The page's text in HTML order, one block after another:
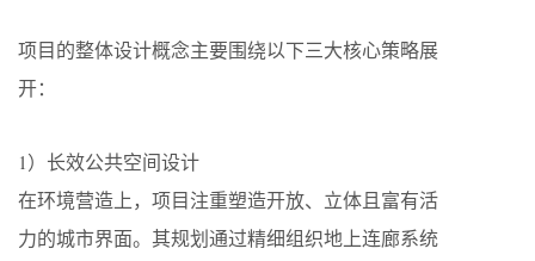
项目的整体设计概念主要围绕以下三大核心策略展
开：
1）长效公共空间设计
在环境营造上，项目注重塑造开放、立体且富有活
力的城市界面。其规划通过精细组织地上连廊系统